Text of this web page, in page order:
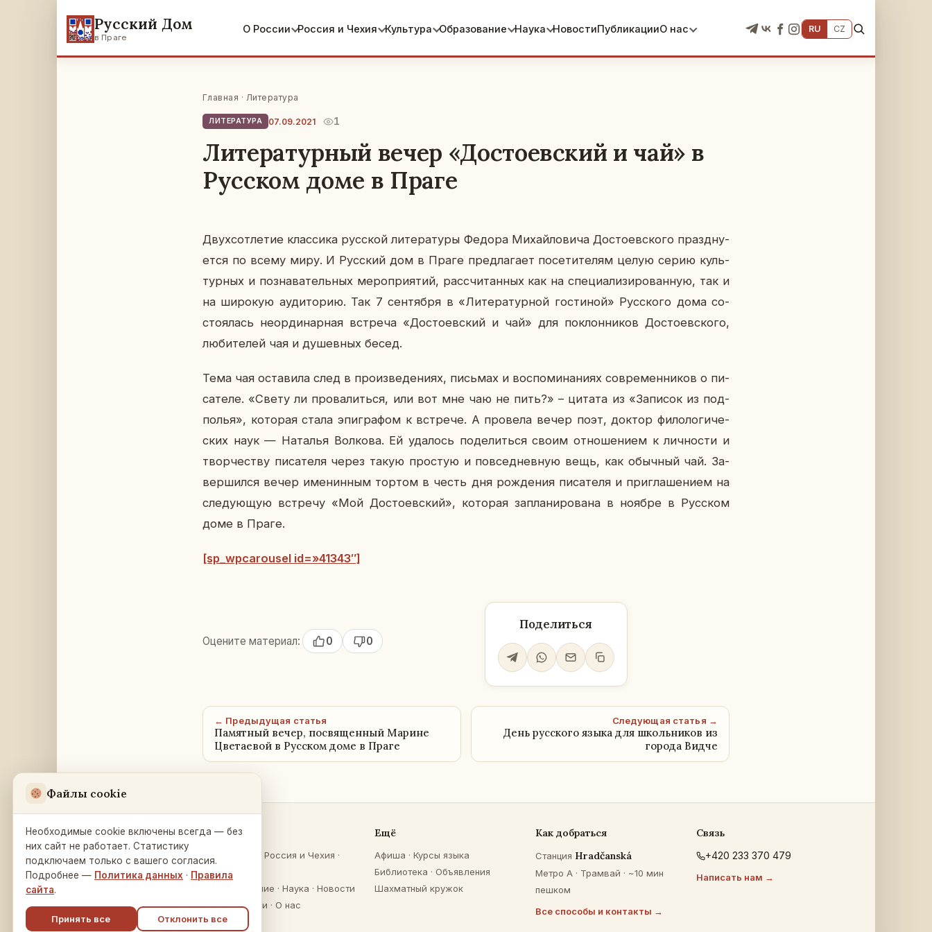
Русский Дом
в Праге
О России Россия и Чехия Культура Образование Наука НовостиПубликацииО нас RU CZ
Главная · Литература
ЛИТЕРАТУРА 07.09.2021 1
Литературный вечер «Достоевский и чай» в
Русском доме в Праге
Двух­сот­ле­тие клас­си­ка рус­ской ли­те­ра­ту­ры Федора Ми­хай­ло­ви­ча До­сто­ев­ско­го празд­ну­
ет­ся по всему миру. И Рус­ский дом в Праге пред­ла­га­ет по­се­ти­те­лям целую серию куль­
тур­ных и по­зна­ва­тель­ных ме­ро­при­я­тий, рас­счи­тан­ных как на спе­ци­а­ли­зи­ро­ван­ную, так и
на ши­ро­кую ауди­то­рию. Так 7 сен­тяб­ря в «Ли­те­ра­тур­ной го­сти­ной» Рус­ско­го дома со­
сто­я­лась неор­ди­нар­ная встре­ча «До­сто­ев­ский и чай» для по­клон­ни­ков До­сто­ев­ско­го,
лю­би­те­лей чая и ду­шев­ных бесед.
Тема чая оста­ви­ла след в про­из­ве­де­ни­ях, пись­мах и вос­по­ми­на­ни­ях со­вре­мен­ни­ков о пи­
са­те­ле. «Свету ли про­ва­лить­ся, или вот мне чаю не пить?» – цитата из «За­пи­сок из под­
по­лья», ко­то­рая стала эпи­гра­фом к встре­че. А про­ве­ла вечер поэт, доктор фи­ло­ло­ги­че­
ских наук — На­та­лья Вол­ко­ва. Ей уда­лось по­де­лить­ся своим от­но­ше­ни­ем к лич­но­сти и
твор­че­ству пи­са­те­ля через такую про­стую и по­все­днев­ную вещь, как обыч­ный чай. За­
вер­шил­ся вечер име­нин­ным тортом в честь дня рож­де­ния пи­са­те­ля и при­гла­ше­ни­ем на
сле­ду­ю­щую встре­чу «Мой До­сто­ев­ский», ко­то­рая за­пла­ни­ро­ва­на в ноябре в Рус­ском
доме в Праге.
[sp_wpcarousel id=»41343″]
Оцените материал: 0 0
Поделиться
← Предыдущая статья
Памятный вечер, посвященный Марине
Цветаевой в Русском доме в Праге
Следующая статья →
День русского языка для школьников из
города Видче
Русский Дом
в Праге
Na Zátorce 16
Разделы
Россия и Чехия ·
Культура
Образование · Наука · Новости
Публикации · О нас
Ещё
Афиша · Курсы языка
Библиотека · Объявления
Шахматный кружок
Как добраться
Станция Hradčanská
Метро A · Трамвай · ~10 мин
пешком
Все способы и контакты →
Связь
+420 233 370 479
Написать нам →
Файлы cookie
Необходимые cookie включены всегда — без
них сайт не работает. Статистику
подключаем только с вашего согласия.
Подробнее — Политика данных · Правила
сайта.
Принять все Отклонить все